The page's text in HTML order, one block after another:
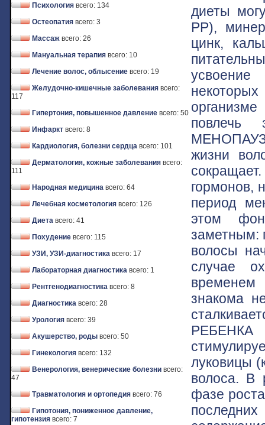
Психология всего: 134
Остеопатия всего: 3
Массаж всего: 26
Мануальная терапия всего: 10
Лечение волос, облысение всего: 19
Желудочно-кишечные заболевания всего:
117
Гипертония, повышенное давление всего: 50
Инфаркт всего: 8
Кардиология, болезни сердца всего: 101
Дерматология, кожные заболевания всего:
111
Народная медицина всего: 64
Лечебная косметология всего: 126
Диета всего: 41
Похудение всего: 115
УЗИ, УЗИ-диагностика всего: 17
Лабораторная диагностика всего: 1
Рентгенодиагностика всего: 8
Диагностика всего: 28
Урология всего: 39
Акушерство, роды всего: 50
Гинекология всего: 132
Венерология, венерические болезни всего:
47
Травматология и ортопедия всего: 76
Гипотония, пониженное давление,
гипотензия всего: 7
диеты
РР),
цинк,
повлечь
жизни
гормонов,
период
этом
заметным:
волосы
случае
временем
знакома
РЕБЕНКА
луковицы
волоса. В
фазе